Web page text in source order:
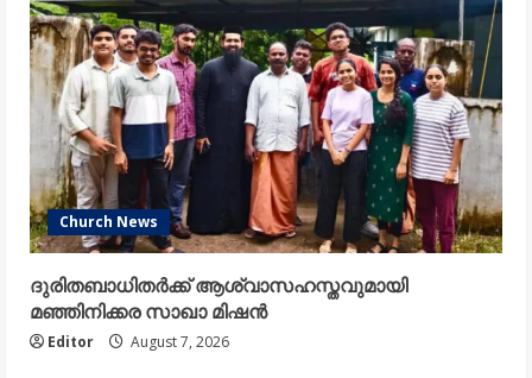
Church News
ദുരിതബാധിതർക്ക് ആശ്വാസഹസ്തവുമായി
മഞ്ഞിനിക്കര സാഖാ മിഷൻ
Editor August 7, 2026